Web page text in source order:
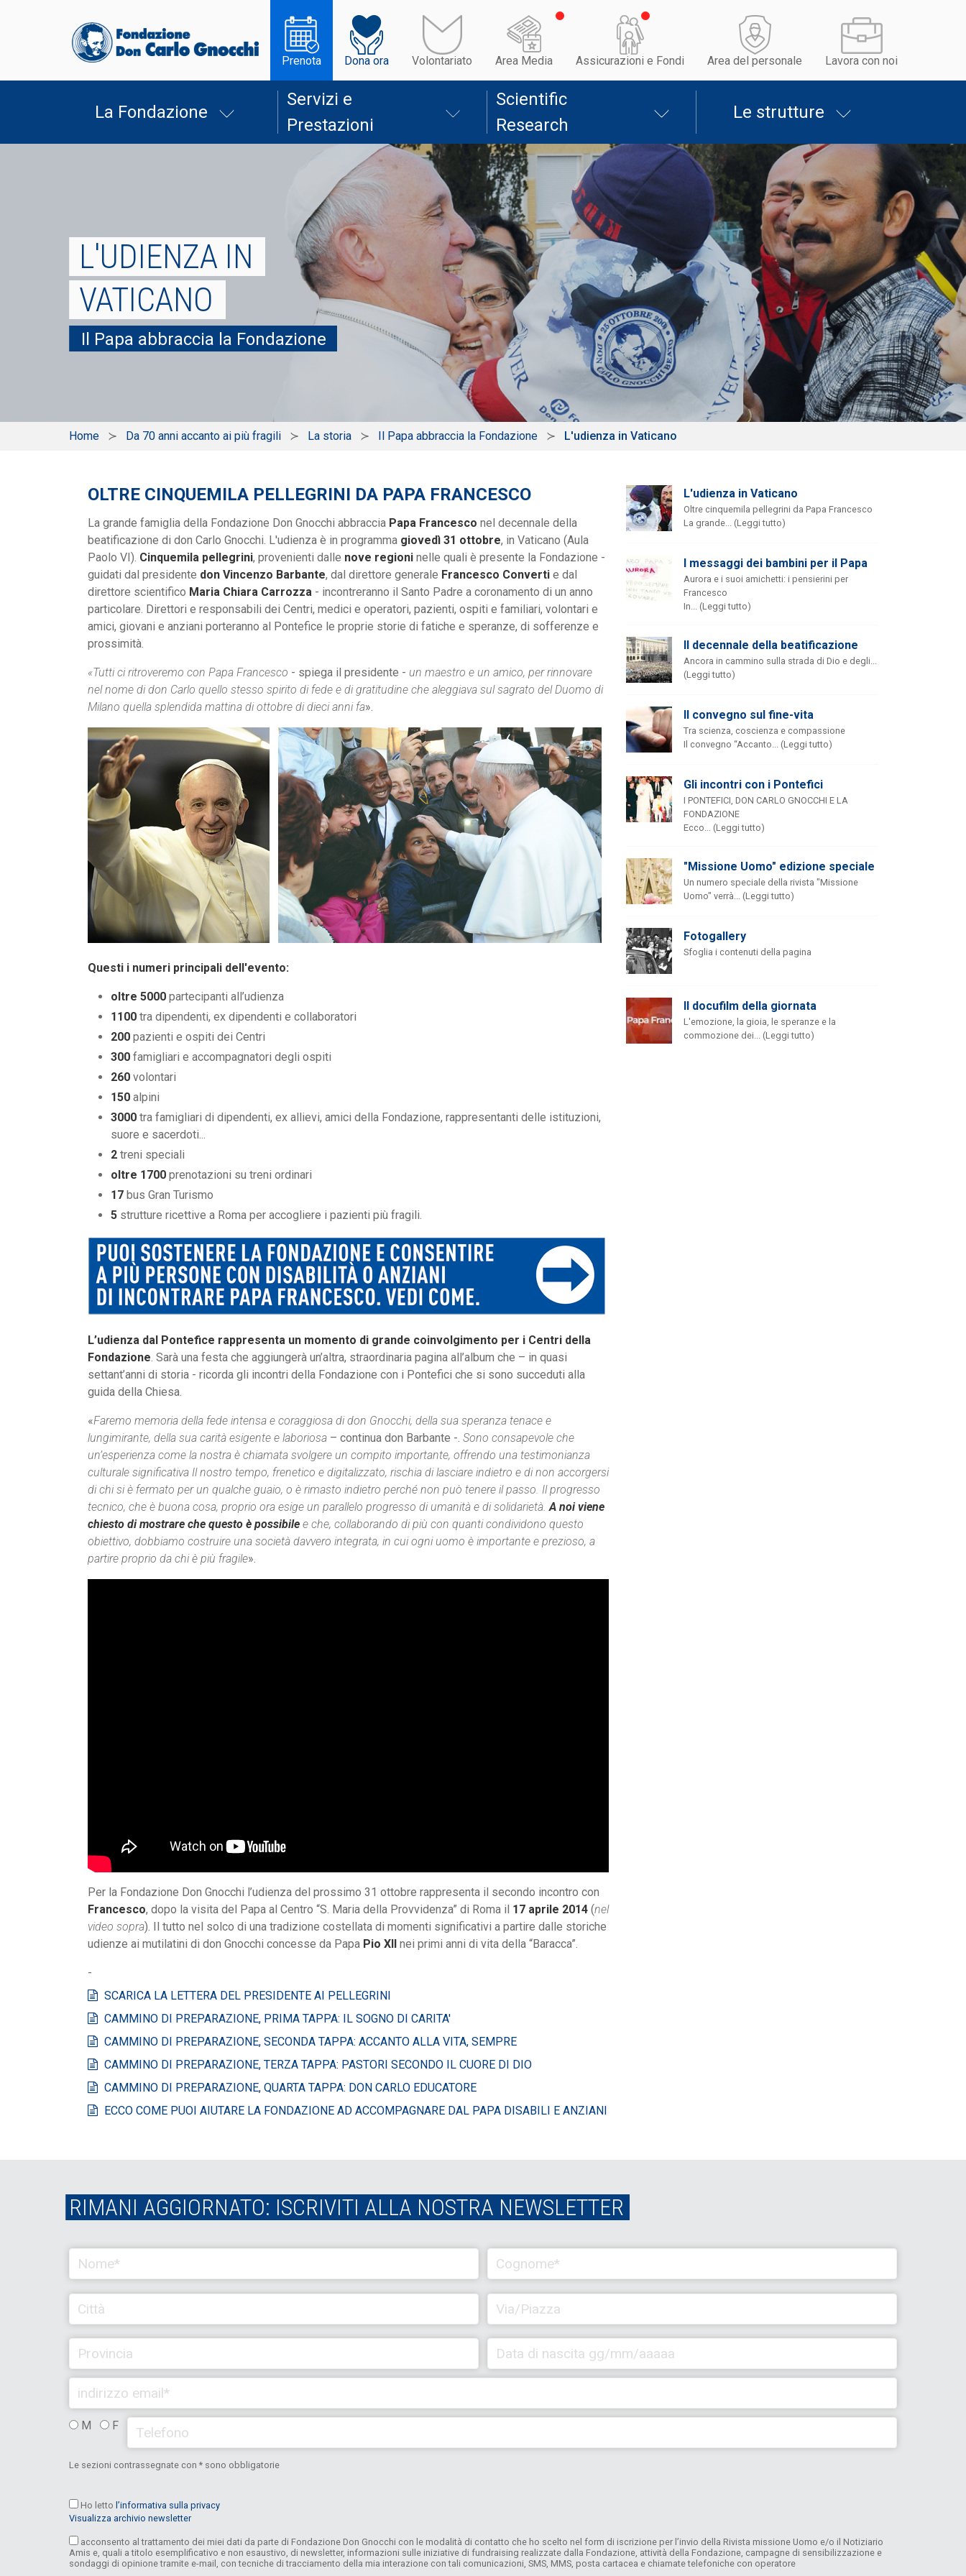
Prenota Dona ora Volontariato Area Media Assicurazioni e Fondi Area del personale Lavora con noi
La Fondazione
Servizi e
Prestazioni
Scientific
Research
Le strutture
L'UDIENZA IN
VATICANO
Il Papa abbraccia la Fondazione
Home Da 70 anni accanto ai più fragili La storia Il Papa abbraccia la Fondazione L'udienza in Vaticano
OLTRE CINQUEMILA PELLEGRINI DA PAPA FRANCESCO
La grande famiglia della Fondazione Don Gnocchi abbraccia Papa Francesco nel decennale della
beatificazione di don Carlo Gnocchi. L'udienza è in programma giovedì 31 ottobre, in Vaticano (Aula
Paolo VI). Cinquemila pellegrini, provenienti dalle nove regioni nelle quali è presente la Fondazione -
guidati dal presidente don Vincenzo Barbante, dal direttore generale Francesco Converti e dal
direttore scientifico Maria Chiara Carrozza - incontreranno il Santo Padre a coronamento di un anno
particolare. Direttori e responsabili dei Centri, medici e operatori, pazienti, ospiti e familiari, volontari e
amici, giovani e anziani porteranno al Pontefice le proprie storie di fatiche e speranze, di sofferenze e
prossimità.
«Tutti ci ritroveremo con Papa Francesco - spiega il presidente - un maestro e un amico, per rinnovare
nel nome di don Carlo quello stesso spirito di fede e di gratitudine che aleggiava sul sagrato del Duomo di
Milano quella splendida mattina di ottobre di dieci anni fa».
Questi i numeri principali dell'evento:
oltre 5000 partecipanti all’udienza
1100 tra dipendenti, ex dipendenti e collaboratori
200 pazienti e ospiti dei Centri
300 famigliari e accompagnatori degli ospiti
260 volontari
150 alpini
3000 tra famigliari di dipendenti, ex allievi, amici della Fondazione, rappresentanti delle istituzioni,
suore e sacerdoti...
2 treni speciali
oltre 1700 prenotazioni su treni ordinari
17 bus Gran Turismo
5 strutture ricettive a Roma per accogliere i pazienti più fragili.
L’udienza dal Pontefice rappresenta un momento di grande coinvolgimento per i Centri della
Fondazione. Sarà una festa che aggiungerà un’altra, straordinaria pagina all’album che – in quasi
settant’anni di storia - ricorda gli incontri della Fondazione con i Pontefici che si sono succeduti alla
guida della Chiesa.
«Faremo memoria della fede intensa e coraggiosa di don Gnocchi, della sua speranza tenace e
lungimirante, della sua carità esigente e laboriosa – continua don Barbante -. Sono consapevole che
un’esperienza come la nostra è chiamata svolgere un compito importante, offrendo una testimonianza
culturale significativa Il nostro tempo, frenetico e digitalizzato, rischia di lasciare indietro e di non accorgersi
di chi si è fermato per un qualche guaio, o è rimasto indietro perché non può tenere il passo. Il progresso
tecnico, che è buona cosa, proprio ora esige un parallelo progresso di umanità e di solidarietà.A noi viene
chiesto di mostrare che questo è possibile e che, collaborando di più con quanti condividono questo
obiettivo, dobbiamo costruire una società davvero integrata, in cui ogni uomo è importante e prezioso, a
partire proprio da chi è più fragile».
Per la Fondazione Don Gnocchi l’udienza del prossimo 31 ottobre rappresenta il secondo incontro con
Francesco, dopo la visita del Papa al Centro “S. Maria della Provvidenza” di Roma il 17 aprile 2014 (nel
video sopra). Il tutto nel solco di una tradizione costellata di momenti significativi a partire dalle storiche
udienze ai mutilatini di don Gnocchi concesse da Papa Pio XII nei primi anni di vita della “Baracca”.
-
SCARICA LA LETTERA DEL PRESIDENTE AI PELLEGRINI
CAMMINO DI PREPARAZIONE, PRIMA TAPPA: IL SOGNO DI CARITA'
CAMMINO DI PREPARAZIONE, SECONDA TAPPA: ACCANTO ALLA VITA, SEMPRE
CAMMINO DI PREPARAZIONE, TERZA TAPPA: PASTORI SECONDO IL CUORE DI DIO
CAMMINO DI PREPARAZIONE, QUARTA TAPPA: DON CARLO EDUCATORE
ECCO COME PUOI AIUTARE LA FONDAZIONE AD ACCOMPAGNARE DAL PAPA DISABILI E ANZIANI
L'udienza in Vaticano
Oltre cinquemila pellegrini da Papa Francesco
La grande... (Leggi tutto)
I messaggi dei bambini per il Papa
Aurora e i suoi amichetti: i pensierini per
Francesco
In... (Leggi tutto)
Il decennale della beatificazione
Ancora in cammino sulla strada di Dio e degli...
(Leggi tutto)
Il convegno sul fine-vita
Tra scienza, coscienza e compassione
Il convegno “Accanto... (Leggi tutto)
Gli incontri con i Pontefici
I PONTEFICI, DON CARLO GNOCCHI E LA
FONDAZIONE
Ecco... (Leggi tutto)
"Missione Uomo" edizione speciale
Un numero speciale della rivista "Missione
Uomo" verrà... (Leggi tutto)
Fotogallery
Sfoglia i contenuti della pagina
Il docufilm della giornata
L'emozione, la gioia, le speranze e la
commozione dei... (Leggi tutto)
RIMANI AGGIORNATO: ISCRIVITI ALLA NOSTRA NEWSLETTER
M F
Le sezioni contrassegnate con * sono obbligatorie
Ho letto l’informativa sulla privacy
Visualizza archivio newsletter
acconsento al trattamento dei miei dati da parte di Fondazione Don Gnocchi con le modalità di contatto che ho scelto nel form di iscrizione per l’invio della Rivista missione Uomo e/o il Notiziario
Amis e, quali a titolo esemplificativo e non esaustivo, di newsletter, informazioni sulle iniziative di fundraising realizzate dalla Fondazione, attività della Fondazione, campagne di sensibilizzazione e
sondaggi di opinione tramite e-mail, con tecniche di tracciamento della mia interazione con tali comunicazioni, SMS, MMS, posta cartacea e chiamate telefoniche con operatore